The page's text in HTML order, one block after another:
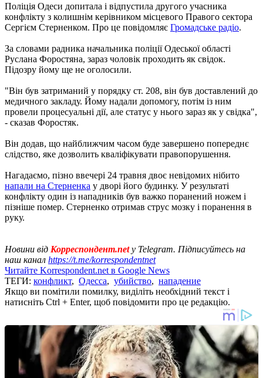
Поліція Одеси допитала і відпустила другого учасника
конфлікту з колишнім керівником місцевого Правого сектора
Сергієм Стерненком. Про це повідомляє Громадське радіо.
За словами радника начальника поліції Одеської області
Руслана Форостяна, зараз чоловік проходить як свідок.
Підозру йому ще не оголосили.
"Він був затриманий у порядку ст. 208, він був доставлений до
медичного закладу. Йому надали допомогу, потім із ним
провели процесуальні дії, але статус у нього зараз як у свідка",
- сказав Форостяк.
Він додав, що найближчим часом буде завершено попереднє
слідство, яке дозволить кваліфікувати правопорушення.
Нагадаємо, пізно ввечері 24 травня двоє невідомих нібито
напали на Стерненка у дворі його будинку. У результаті
конфлікту один із нападників був важко поранений ножем і
пізніше помер. Стерненко отримав струс мозку і поранення в
руку.
Новини від Корреспондент.netу Telegram. Підписуйтесь на
наш канал https://t.me/korrespondentnet
Читайте Korrespondent.net в Google News
ТЕГИ: конфликт, Одесса, убийство, нападение
Якщо ви помітили помилку, виділіть необхідний текст і
натисніть Ctrl + Enter, щоб повідомити про це редакцію.